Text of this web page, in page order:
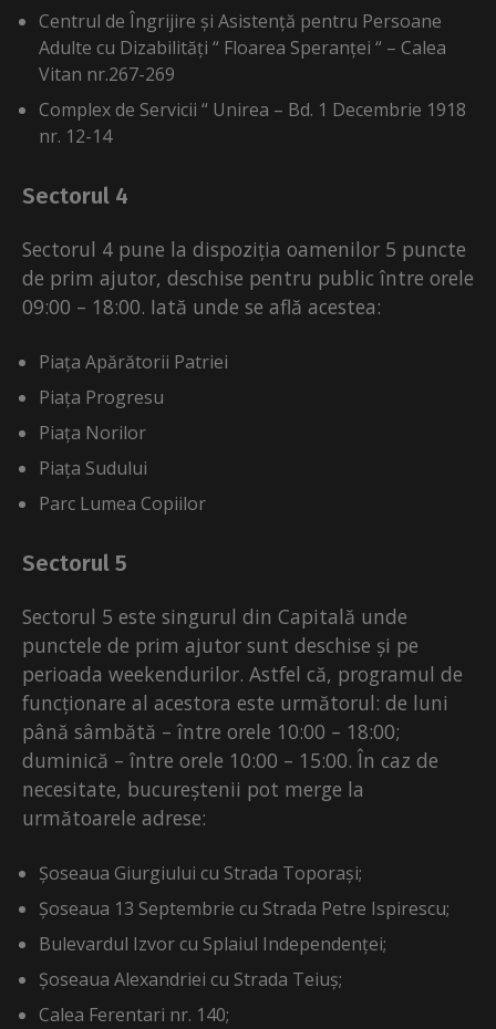
Centrul de Îngrijire și Asistență pentru Persoane
Adulte cu Dizabilități “ Floarea Speranței “ – Calea
Vitan nr.267-269
Complex de Servicii “ Unirea – Bd. 1 Decembrie 1918
nr. 12-14
Sectorul 4
Sectorul 4 pune la dispoziția oamenilor 5 puncte
de prim ajutor, deschise pentru public între orele
09:00 – 18:00. Iată unde se află acestea:
Piața Apărătorii Patriei
Piața Progresu
Piața Norilor
Piața Sudului
Parc Lumea Copiilor
Sectorul 5
Sectorul 5 este singurul din Capitală unde
punctele de prim ajutor sunt deschise și pe
perioada weekendurilor. Astfel că, programul de
funcționare al acestora este următorul: de luni
până sâmbătă – între orele 10:00 – 18:00;
duminică – între orele 10:00 – 15:00. În caz de
necesitate, bucureștenii pot merge la
următoarele adrese:
Șoseaua Giurgiului cu Strada Toporași;
Șoseaua 13 Septembrie cu Strada Petre Ispirescu;
Bulevardul Izvor cu Splaiul Independenței;
Șoseaua Alexandriei cu Strada Teiuș;
Calea Ferentari nr. 140;